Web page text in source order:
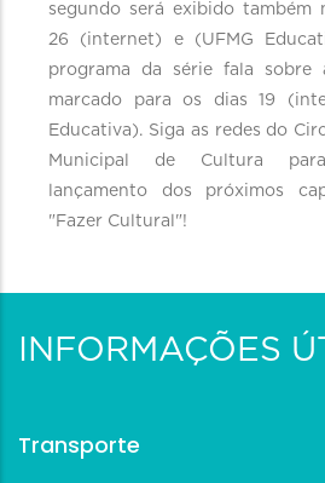
segundo será exibido também
26 (internet) e (UFMG
programa da série fala sobre
marcado para os dias 19
Educativa). Siga as redes do
Municipal de Cultura
lançamento dos próximos
"Fazer Cultural"!
INFORMAÇÕES
Transporte